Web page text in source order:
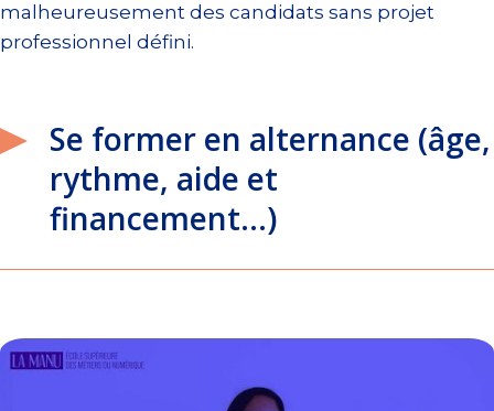
malheureusement des candidats sans projet
professionnel défini.
Se former en alternance (âge,
rythme, aide et
financement…)